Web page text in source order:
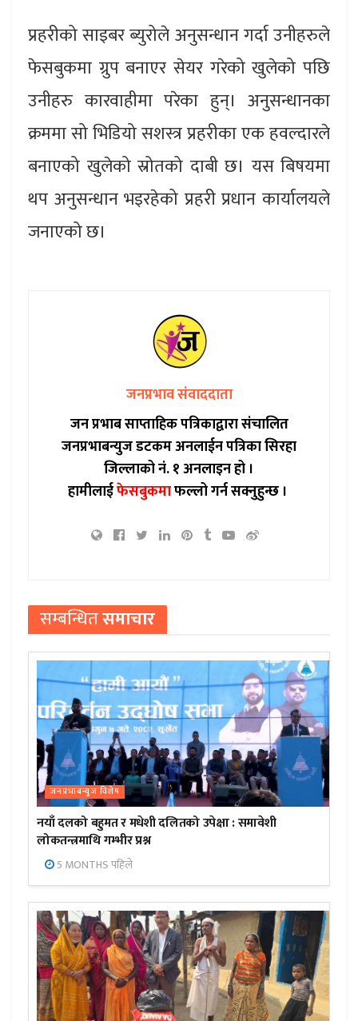
प्रहरीको साइबर ब्युरोले अनुसन्धान गर्दा उनीहरुले
फेसबुकमा ग्रुप बनाएर सेयर गरेको खुलेको पछि
उनीहरु कारवाहीमा परेका हुन्। अनुसन्धानका
क्रममा सो भिडियो सशस्त्र प्रहरीका एक हवल्दारले
बनाएको खुलेको स्रोतको दाबी छ। यस बिषयमा
थप अनुसन्धान भइरहेको प्रहरी प्रधान कार्यालयले
जनाएको छ।
जनप्रभाव संवाददाता
जन प्रभाब साप्ताहिक पत्रिकाद्वारा संचालित
जनप्रभाबन्युज डटकम अनलाईन पत्रिका सिरहा
जिल्लाको नं. १ अनलाइन हो ।
हामीलाईफेसबुकमाफल्लो गर्न सक्नुहुन्छ ।
सम्बन्धितसमाचार
जनप्रभाबन्युज विशेष
नयाँ दलको बहुमत र मधेशी दलितको उपेक्षा : समावेशी
लोकतन्त्रमाथि गम्भीर प्रश्न
5 MONTHS पहिले